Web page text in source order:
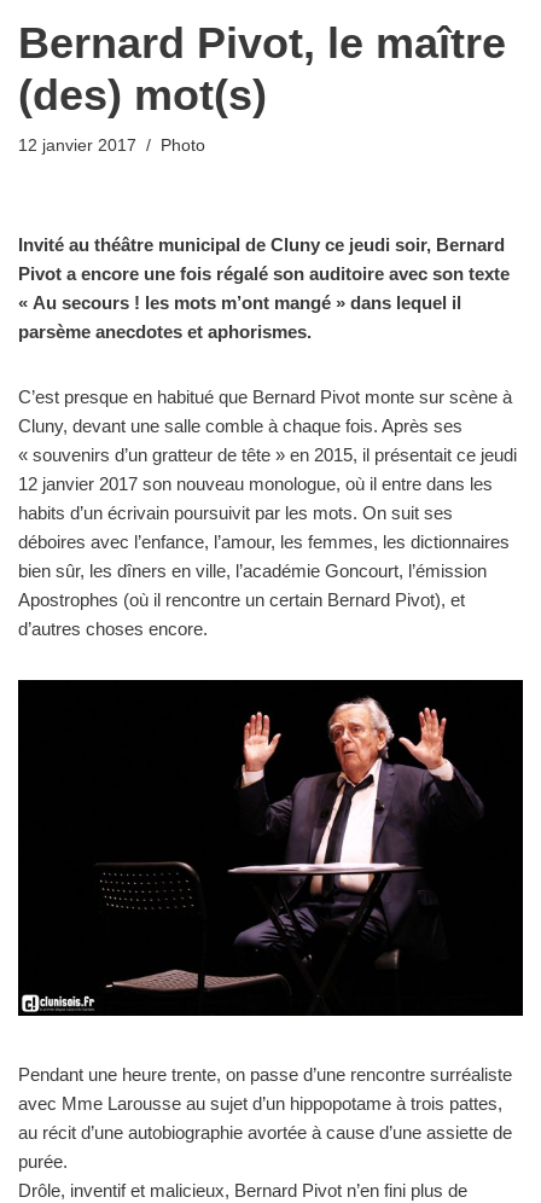
Bernard Pivot, le maître
(des) mot(s)
12 janvier 2017 Photo
Invité au théâtre municipal de Cluny ce jeudi soir, Bernard
Pivot a encore une fois régalé son auditoire avec son texte
« Au secours ! les mots m’ont mangé » dans lequel il
parsème anecdotes et aphorismes.
C’est presque en habitué que Bernard Pivot monte sur scène à
Cluny, devant une salle comble à chaque fois. Après ses
« souvenirs d’un gratteur de tête » en 2015, il présentait ce jeudi
12 janvier 2017 son nouveau monologue, où il entre dans les
habits d’un écrivain poursuivit par les mots. On suit ses
déboires avec l’enfance, l’amour, les femmes, les dictionnaires
bien sûr, les dîners en ville, l’académie Goncourt, l’émission
Apostrophes (où il rencontre un certain Bernard Pivot), et
d’autres choses encore.
Pendant une heure trente, on passe d’une rencontre surréaliste
avec Mme Larousse au sujet d’un hippopotame à trois pattes,
au récit d’une autobiographie avortée à cause d’une assiette de
purée.
Drôle, inventif et malicieux, Bernard Pivot n’en fini plus de